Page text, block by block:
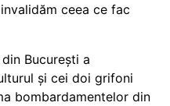
ceea ce fac
București a
și cei doi grifoni
bombardamentelor din